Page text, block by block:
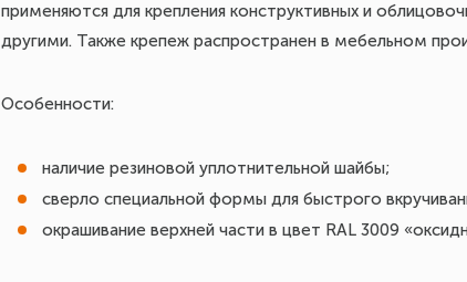
применяются для крепления конструктивных и
другими. Также крепеж распространен в мебельном
Особенности:
наличие резиновой уплотнительной шайбы;
сверло специальной формы для быстрого
окрашивание верхней части в цвет RAL 3009